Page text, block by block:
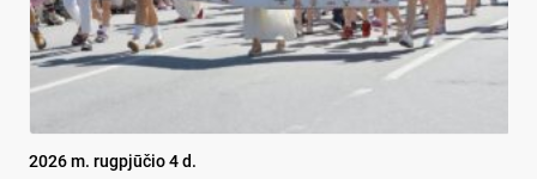
2026 m. rugpjūčio 4 d.